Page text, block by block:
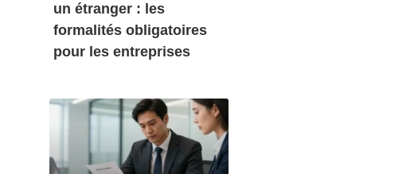
un étranger : les
formalités obligatoires
pour les entreprises